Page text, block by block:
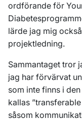
ordförande för
lärde jag mig
projektledning.
Sammantaget tror
jag har förvärvat
som inte finns i
kallas
såsom